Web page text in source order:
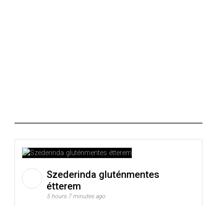
Szederinda gluténmentes
étterem
5 hours 7 minutes ago